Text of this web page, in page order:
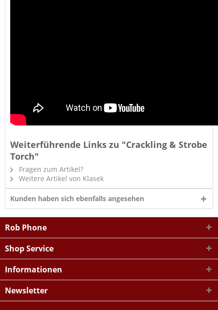
Weiterführende Links zu "Crackling & Strobe
Torch"
Fragen zum Artikel?
Weitere Artikel von Klasek
Kunden haben sich ebenfalls angesehen
Rob Phone
Shop Service
Informationen
Newsletter